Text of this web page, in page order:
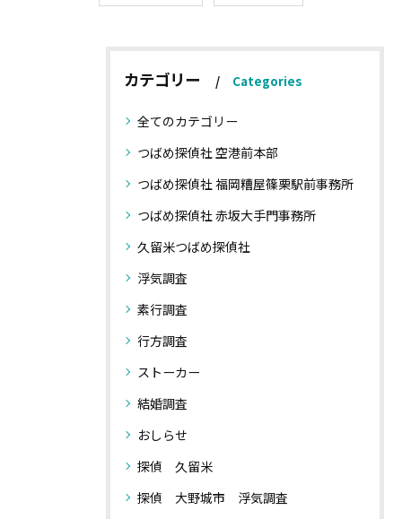
カテゴリー Categories
全てのカテゴリー
つばめ探偵社 空港前本部
つばめ探偵社 福岡糟屋篠栗駅前事務所
つばめ探偵社 赤坂大手門事務所
久留米つばめ探偵社
浮気調査
素行調査
行方調査
ストーカー
結婚調査
おしらせ
探偵 久留米
探偵 大野城市 浮気調査